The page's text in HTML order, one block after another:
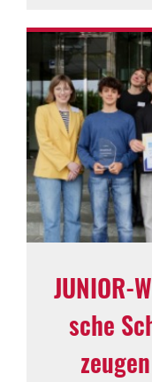
JUNIOR-
sche